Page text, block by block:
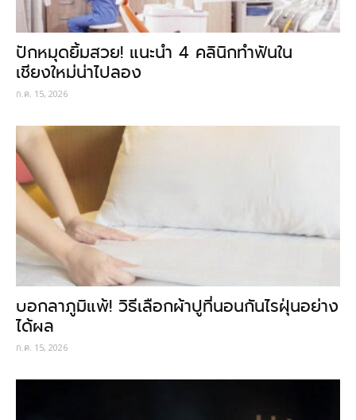
ปักหมุดยิ้มสวย! แนะนำ 4 คลินิกทำฟันใน
เชียงใหม่น่าไปลอง
ก.ค. 15, 2026
บอกลาภูมิแพ้! วิธีเลือกผ้าปูที่นอนกันไรฝุ่นอย่าง
ได้ผล
ก.ค. 15, 2026